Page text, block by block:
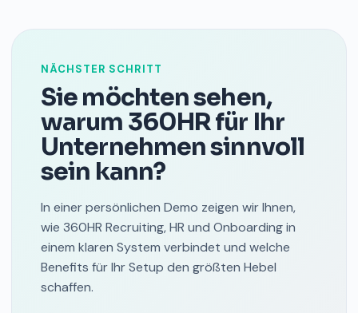
NÄCHSTER SCHRITT
Sie möchten sehen,
warum 360HR für Ihr
Unternehmen sinnvoll
sein kann?
In einer persönlichen Demo zeigen wir Ihnen,
wie 360HR Recruiting, HR und Onboarding in
einem klaren System verbindet und welche
Benefits für Ihr Setup den größten Hebel
schaffen.